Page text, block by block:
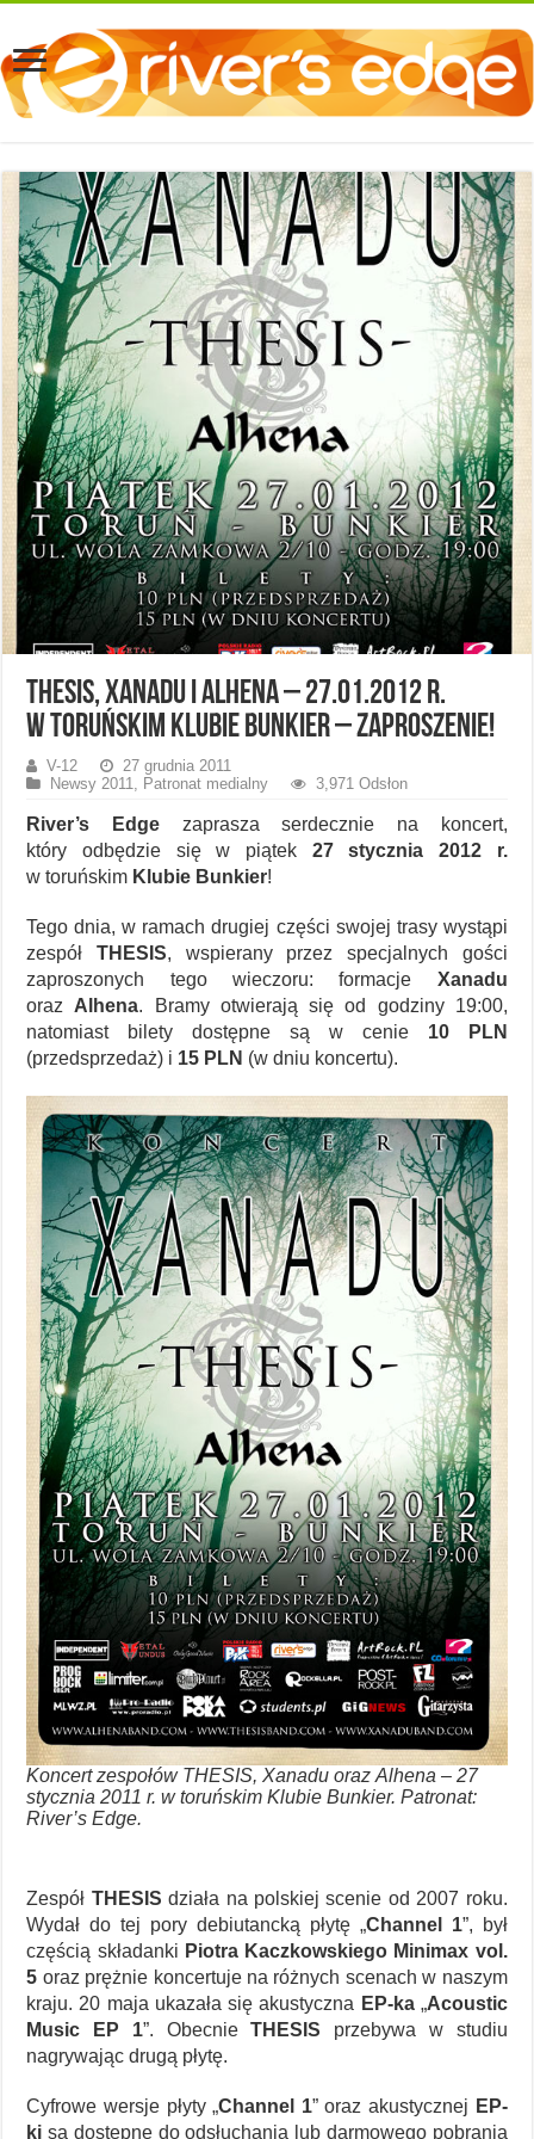
THESIS, Xanadu i Alhena – 27.01.2012 r.
w toruńskim Klubie Bunkier – zaproszenie!
V-12
27 grudnia 2011
Newsy 2011, Patronat medialny 3,971 Odsłon
River’s Edgezaprasza serdecznie na koncert,
który odbędzie się w piątek 27 stycznia 2012 r.
w toruńskim Klubie Bunkier!
Tego dnia, w ramach drugiej części swojej trasy wystąpi
zespół THESIS, wspierany przez specjalnych gości
zaproszonych tego wieczoru: formacje Xanadu
oraz Alhena. Bramy otwierają się od godziny 19:00,
natomiast bilety dostępne są w cenie 10 PLN
(przedsprzedaż) i 15 PLN (w dniu koncertu).
Koncert zespołów THESIS, Xanadu oraz Alhena – 27
stycznia 2011 r. w toruńskim Klubie Bunkier. Patronat:
River’s Edge.
Zespół THESIS działa na polskiej scenie od 2007 roku.
Wydał do tej pory debiutancką płytę „Channel 1”, był
częścią składanki Piotra Kaczkowskiego Minimax vol.
5 oraz prężnie koncertuje na różnych scenach w naszym
kraju. 20 maja ukazała się akustyczna EP-ka„Acoustic
Music EP 1”. ObecnieTHESIS przebywa w studiu
nagrywając drugą płytę.
Cyfrowe wersje płyty „Channel 1” oraz akustycznej EP-
ki są dostępne do odsłuchania lub darmowego pobrania